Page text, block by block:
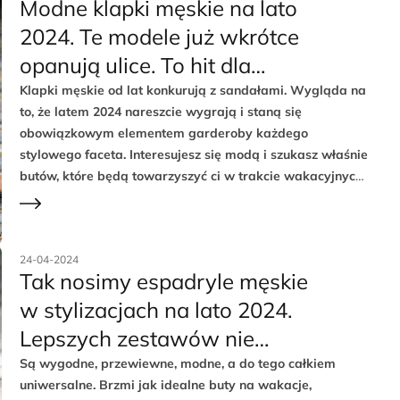
Modne klapki męskie na lato
2024. Te modele już wkrótce
opanują ulice. To hit dla
stylowych panów
Klapki męskie od lat konkurują z sandałami. Wygląda na
to, że latem 2024 nareszcie wygrają i staną się
obowiązkowym elementem garderoby każdego
stylowego faceta. Interesujesz się modą i szukasz właśnie
butów, które będą towarzyszyć ci w trakcie wakacyjnych
wyjść? Zobacz, jakie klapki męskie na lato 2024 są
24-04-2024
Tak nosimy espadryle męskie
w stylizacjach na lato 2024.
Lepszych zestawów nie
znajdziesz
Są wygodne, przewiewne, modne, a do tego całkiem
uniwersalne. Brzmi jak idealne buty na wakacje,